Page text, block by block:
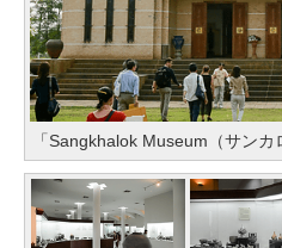
「Sangkhalok Museum（サンカ